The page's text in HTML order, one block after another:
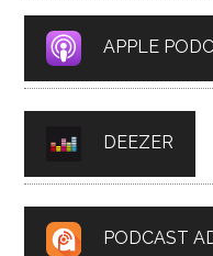
APPLE
DEEZER
PODCAST